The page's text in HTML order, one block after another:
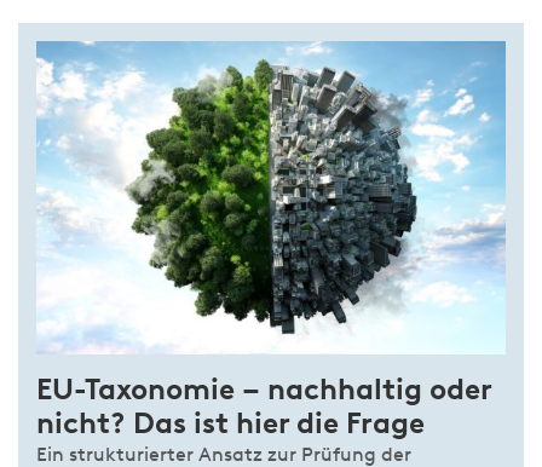
EU-Taxonomie – nachhaltig oder
nicht? Das ist hier die Frage
Ein strukturierter Ansatz zur Prüfung der